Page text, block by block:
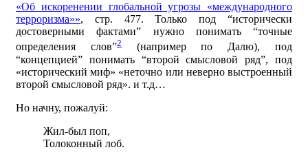
«Об иcкоренении глобальной угрозы «международного
терроризма»», стр. 477. Только под “исторически
достоверными фактами” нужно понимать “точные
определения слов”2(например по Далю), под
“концепцией” понимать “второй смысловой ряд”, под
«исторический миф» «неточно или неверно выстроенный
второй смысловой ряд». и т.д…
Но начну, пожалуй:
Жил-был поп,
Толоконный лоб.